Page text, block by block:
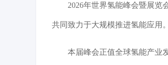
2026年世界氢能峰会暨展览
共同致力于大规模推进氢能应用
本届峰会正值全球氢能产业